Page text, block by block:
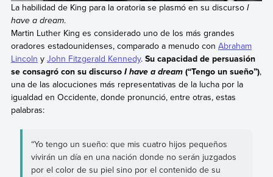
La habilidad de King para la oratoria se plasmó en su discurso I
have a dream.
Martin Luther King es considerado uno de los más grandes
oradores estadounidenses, comparado a menudo con Abraham
Lincoln y John Fitzgerald Kennedy. Su capacidad de persuasión
se consagró con su discurso I have a dream(“Tengo un sueño”),
una de las alocuciones más representativas de la lucha por la
igualdad en Occidente, donde pronunció, entre otras, estas
palabras:
“Yo tengo un sueño: que mis cuatro hijos pequeños
vivirán un día en una nación donde no serán juzgados
por el color de su piel sino por el contenido de su